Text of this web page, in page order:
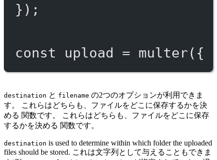
});
const upload = multer({
destination と filename の2つのオプションが利用できま
す。 これらはどちらも、ファイルをどこに保存するかを決
める 関数です。 これらはどちらも、ファイルをどこに保存
するかを決める 関数です。
destination is used to determine within which folder the uploaded
files should be stored. これは文字列として与えることもできま